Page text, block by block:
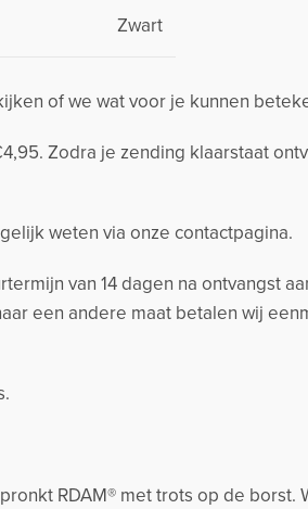
Zwart
of we wat voor je kunnen
Zodra je zending klaarstaat
weten via onze contactpagina.
van 14 dagen na ontvangst
een andere maat betalen wij
RDAM® met trots op de borst.